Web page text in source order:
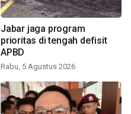
Jabar jaga program
prioritas di tengah defisit
APBD
Rabu, 5 Agustus 2026